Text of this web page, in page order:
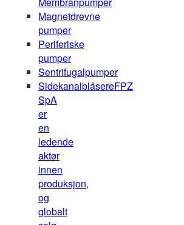
Magnetdrevne
pumper
Periferiske
pumper
Sentrifugalpumper
SidekanalblåsereFPZ
SpA
er
en
ledende
aktør
innen
produksjon,
og
globalt